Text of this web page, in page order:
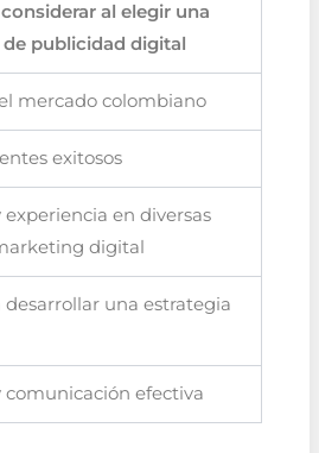
al elegir una
publicidad digital
mercado colombiano
exitosos
en diversas
digital
desarrollar una estrategia
comunicación efectiva